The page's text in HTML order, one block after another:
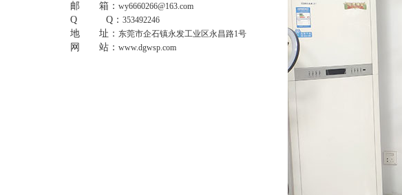
邮 箱： wy6660266@163.com
Q Q： 353492246
地 址： 东莞市企石镇永发工业区永昌路1号
网 站： www.dgwsp.com